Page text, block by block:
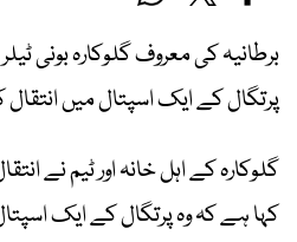
پرتگال کے ایک اسپتال میں انتقال
گلوکارہ کے اہل خانہ اور ٹیم نے
کہا ہے کہ وہ پرتگال کے ایک